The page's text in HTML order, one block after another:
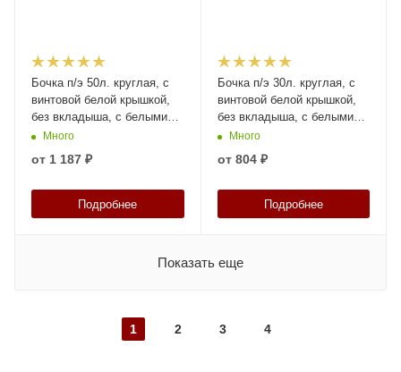
Бочка п/э 50л. круглая, с
винтовой белой крышкой,
без вкладыша, с белыми
ручками, код: 38436
Много
от 1 187 ₽
Подробнее
Бочка п/э 30л. круглая, с
винтовой белой крышкой,
без вкладыша, с белыми
ручками, код: 38435
Много
от 804 ₽
Подробнее
Показать еще
1 2 3 4